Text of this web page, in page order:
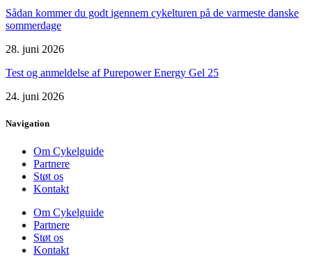
Sådan kommer du godt igennem cykelturen på de varmeste danske
sommerdage
28. juni 2026
Test og anmeldelse af Purepower Energy Gel 25
24. juni 2026
Navigation
Om Cykelguide
Partnere
Støt os
Kontakt
Om Cykelguide
Partnere
Støt os
Kontakt